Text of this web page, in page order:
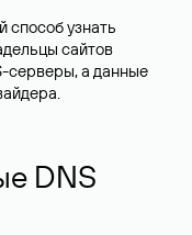
способ узнать
сайтов
серверы, а данные
DNS